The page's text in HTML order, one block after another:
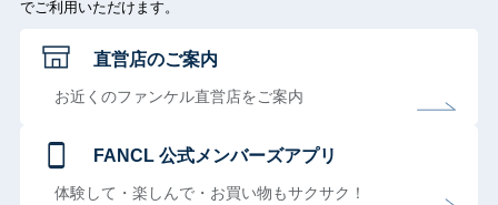
でご利用いただけます。
直営店のご案内
お近くのファンケル直営店をご案内
FANCL 公式メンバーズアプリ
体験して・楽しんで・お買い物もサクサク！